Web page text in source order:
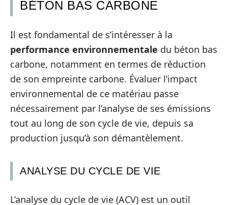
BÉTON BAS CARBONE
Il est fondamental de s’intéresser à la
performance environnementale du béton bas
carbone, notamment en termes de réduction
de son empreinte carbone. Évaluer l’impact
environnemental de ce matériau passe
nécessairement par l’analyse de ses émissions
tout au long de son cycle de vie, depuis sa
production jusqu’à son démantèlement.
ANALYSE DU CYCLE DE VIE
L’analyse du cycle de vie (ACV) est un outil